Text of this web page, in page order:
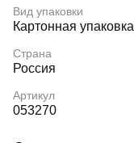
Вид упаковки
Картонная упаковка
Страна
Россия
Артикул
053270